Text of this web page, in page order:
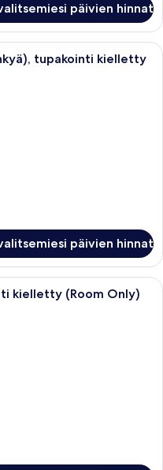
päivien hinnat
jossa on kaksi
tupakointi kielletty
päivien hinnat
jossa on kolme
kielletty (Room Only)